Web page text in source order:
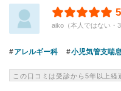
aiko（本人ではない・
アレルギー科 小児気管支喘
この口コミは受診から5年以上経